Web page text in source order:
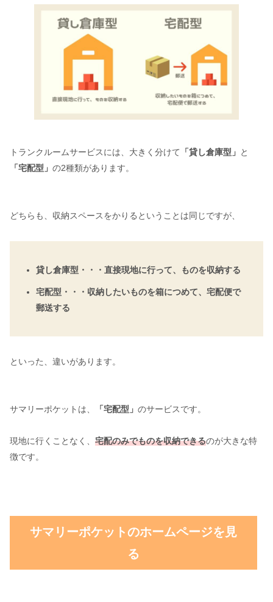
トランクルームサービスには、大きく分けて 「貸し倉庫型」 と
「宅配型」 の2種類があります。
どちらも、収納スペースをかりるということは同じですが、
貸し倉庫型・・・直接現地に行って、ものを収納する
宅配型・・・収納したいものを箱につめて、宅配便で
郵送する
といった、違いがあります。
サマリーポケットは、 「宅配型」 のサービスです。
現地に行くことなく、 宅配のみでものを収納できるのが大きな特
徴です。
サマリーポケットのホームページを見
る